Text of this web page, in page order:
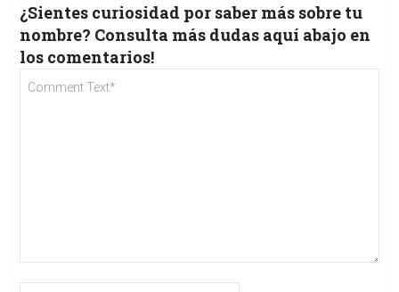
¿Sientes curiosidad por saber más sobre tu
nombre? Consulta más dudas aquí abajo en
los comentarios!